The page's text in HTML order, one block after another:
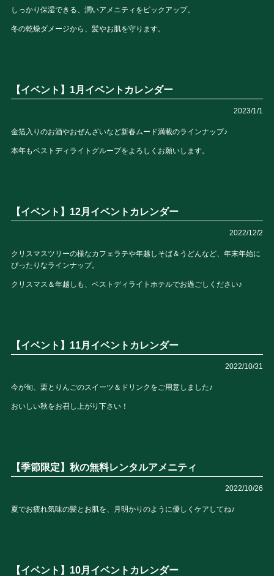
しっかり保湿できる、潤いアメニティをピックアップ。
冬の乾燥ダメージから、髪やお肌を守ります。
【イベント】1月イベントカレンダー
2023/1/1
金箔入りのお酒やおぜんざいなど新春ムード満載のラインナップ♪
本年もベストディライトグループをよろしくお願いします。
【イベント】12月イベントカレンダー
2022/12/2
クリスマスツリーの様なカフェラテや年越しそば＆うどんなど、年末年始に
ぴったりなラインナップ。
クリスマス＆年越しも、ベストディライトホテルでお過ごしください♪
【イベント】11月イベントカレンダー
2022/10/31
今が旬、栗とりんごのスイーツ＆ドリンクをご用意しました♪
おいしい秋をお召し上がり下さい！
【季節限定】秋の無料レンタルアメニティ
2022/10/26
夏でお疲れ気味の髪とお肌を、月明かりのように優しくケアしてね♪
【イベント】10月イベントカレンダー